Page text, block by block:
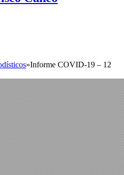
»Informe COVID-19 – 12